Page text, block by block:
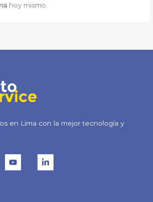
hoy mismo.
en Lima con la mejor tecnología y